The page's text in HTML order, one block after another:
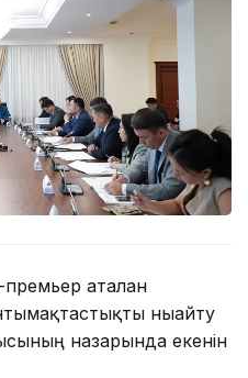
аталған
нығайту
назарында екенін